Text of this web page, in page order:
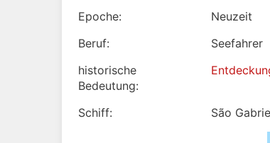
Epoche:
Neuzeit
Beruf:
Seefahrer
historische
Bedeutung:
Schiff: São